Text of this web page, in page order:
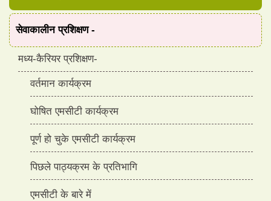
सेवाकालीन प्रशिक्षण-
मध्य-कैरियर प्रशिक्षण-
वर्तमान कार्यक्रम
घोषित एमसीटी कार्यक्रम
पूर्ण हो चुके एमसीटी कार्यक्रम
पिछले पाठ्यक्रम के प्रतिभागि
एमसीटी के बारे में